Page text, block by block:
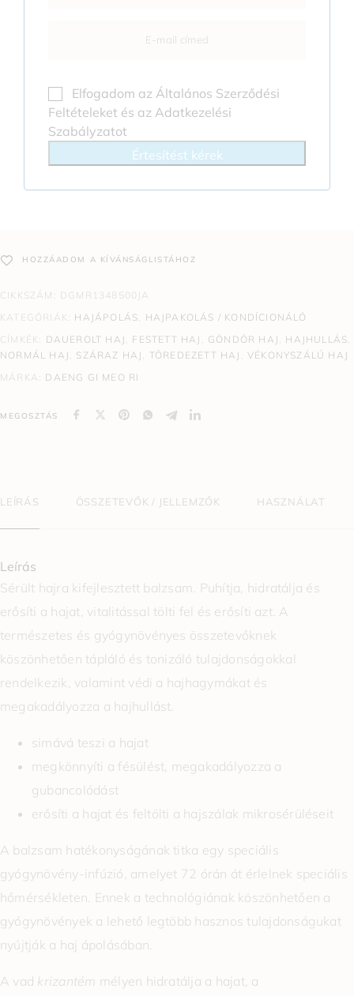
Elfogadom az Általános Szerződési
Feltételeket és az Adatkezelési
Szabályzatot
Értesítést kérek
HOZZÁADOM A KÍVÁNSÁGLISTÁHOZ
CIKKSZÁM: DGMR1348500JA
KATEGÓRIÁK: HAJÁPOLÁS, HAJPAKOLÁS / KONDÍCIONÁLÓ
CÍMKÉK: DAUEROLT HAJ , FESTETT HAJ , GÖNDÖR HAJ , HAJHULLÁS,
NORMÁL HAJ , SZÁRAZ HAJ , TÖREDEZETT HAJ ,VÉKONYSZÁLÚ HAJ
MÁRKA: DAENG GI MEO RI
MEGOSZTÁS
LEÍRÁS ÖSSZETEVŐK / JELLEMZŐK HASZNÁLAT
Leírás
Sérült hajra kifejlesztett balzsam. Puhítja, hidratálja és
erősíti a hajat, vitalitással tölti fel és erősíti azt. A
természetes és gyógynövényes összetevőknek
köszönhetően tápláló és tonizáló tulajdonságokkal
rendelkezik, valamint védi a hajhagymákat és
megakadályozza a hajhullást.
simává teszi a hajat
megkönnyíti a fésülést, megakadályozza a
gubancolódást
erősíti a hajat és feltölti a hajszálak mikrosérüléseit
A balzsam hatékonyságának titka egy speciális
gyógynövény-infúzió, amelyet 72 órán át érlelnek speciális
hőmérsékleten. Ennek a technológiának köszönhetően a
gyógynövények a lehető legtöbb hasznos tulajdonságukat
nyújtják a haj ápolásában.
A vad krizantém mélyen hidratálja a hajat, a